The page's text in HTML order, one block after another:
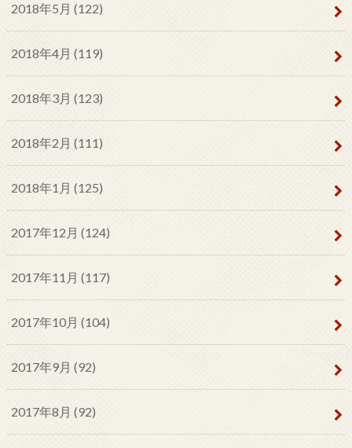
2018年5月 (122)
2018年4月 (119)
2018年3月 (123)
2018年2月 (111)
2018年1月 (125)
2017年12月 (124)
2017年11月 (117)
2017年10月 (104)
2017年9月 (92)
2017年8月 (92)